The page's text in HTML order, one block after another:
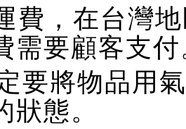
費，在台灣
需要顧客支
要將物品用
態。